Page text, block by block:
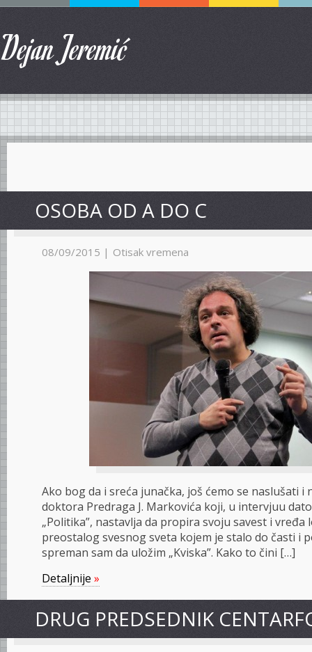
Dejan Jeremić
OSOBA OD A DO C
08/09/2015 | Otisak vremena
Ako bog da i sreća junačka, još ćemo se naslušati i
doktora Predraga J. Markovića koji, u intervjuu
„Politika”, nastavlja da propira svoju savest i
preostalog svesnog sveta kojem je stalo do časti i
spreman sam da uložim „Kviska”. Kako to čini […]
Detaljnije »
DRUG PREDSEDNIK